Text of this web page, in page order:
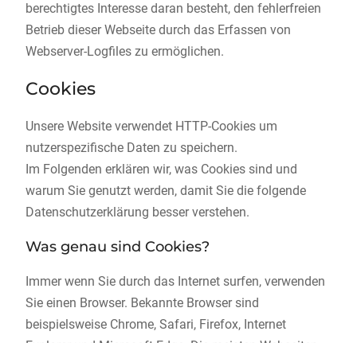
berechtigtes Interesse daran besteht, den fehlerfreien
Betrieb dieser Webseite durch das Erfassen von
Webserver-Logfiles zu ermöglichen.
Cookies
Unsere Website verwendet HTTP-Cookies um
nutzerspezifische Daten zu speichern.
Im Folgenden erklären wir, was Cookies sind und
warum Sie genutzt werden, damit Sie die folgende
Datenschutzerklärung besser verstehen.
Was genau sind Cookies?
Immer wenn Sie durch das Internet surfen, verwenden
Sie einen Browser. Bekannte Browser sind
beispielsweise Chrome, Safari, Firefox, Internet